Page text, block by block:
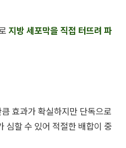
지방 세포막을 직접 터뜨려 파
효과가 확실하지만 단독으로
심할 수 있어 적절한 배합이 중